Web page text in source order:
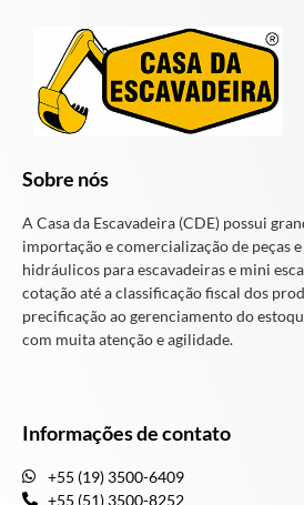
Sobre nós
A Casa da Escavadeira (CDE) possui
importação e comercialização de peças
hidráulicos para escavadeiras e mini
cotação até a classificação fiscal dos
precificação ao gerenciamento do
com muita atenção e agilidade.
Informações de contato
+55 (19) 3500-6409
+55 (51) 3500-8252